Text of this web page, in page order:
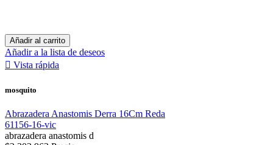
Añadir al carrito
Añadir a la lista de deseos
 Vista rápida
mosquito
Abrazadera Anastomis Derra 16Cm Reda
61156-16-vic
abrazadera anastomis d